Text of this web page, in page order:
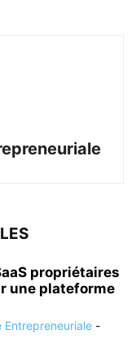
propriétaires
une plateforme
Entrepreneuriale -